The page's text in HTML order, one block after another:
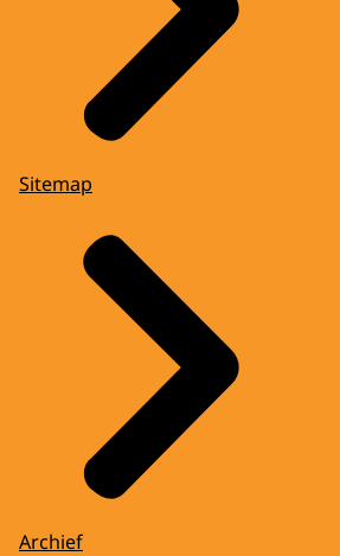
Sitemap
Archief